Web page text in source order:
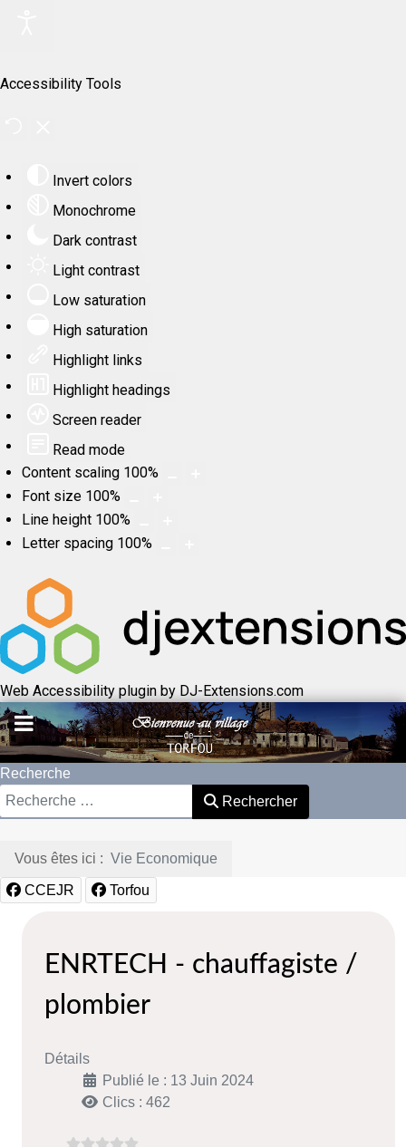
Accessibility Tools
Invert colors
Monochrome
Dark contrast
Light contrast
Low saturation
High saturation
Highlight links
Highlight headings
Screen reader
Read mode
Content scaling 100%
Font size 100%
Line height 100%
Letter spacing 100%
Web Accessibility plugin by DJ-Extensions.com
Recherche
Rechercher
Vous êtes ici : Vie Economique
CCEJR Torfou
ENRTECH - chauffagiste /
plombier
Détails
Publié le : 13 Juin 2024
Clics : 462